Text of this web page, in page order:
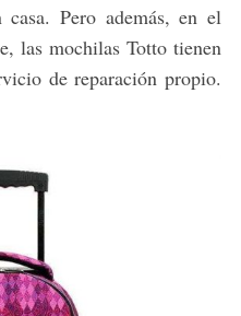
Pero además, en el
las mochilas Totto tienen
de reparación propio.